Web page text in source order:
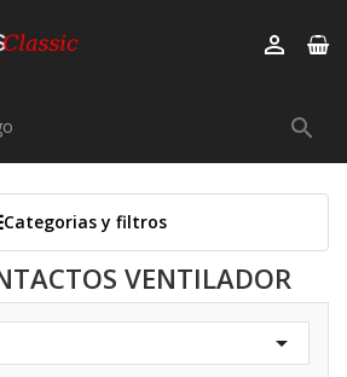


Categorias y filtros
VENTILADOR
